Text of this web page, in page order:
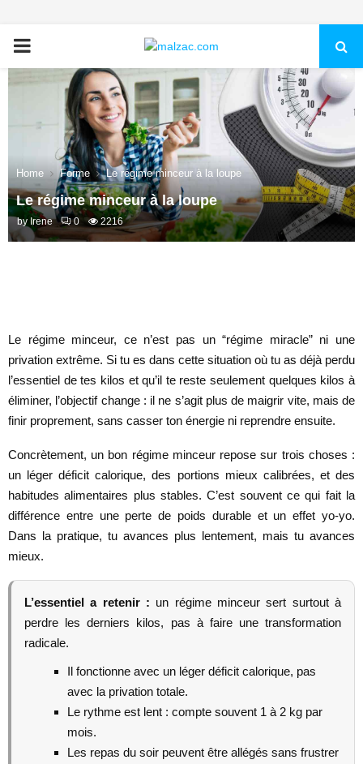
PRIMARY
MENU
Home Forme Le régime minceur à la loupe
Le régime minceur à la loupe
by Irene 0 2216
Le régime minceur, ce n’est pas un “régime miracle” ni une
privation extrême. Si tu es dans cette situation où tu as déjà perdu
l’essentiel de tes kilos et qu’il te reste seulement quelques kilos à
éliminer, l’objectif change : il ne s’agit plus de maigrir vite, mais de
finir proprement, sans casser ton énergie ni reprendre ensuite.
Concrètement, un bon régime minceur repose sur trois choses :
un léger déficit calorique, des portions mieux calibrées, et des
habitudes alimentaires plus stables. C’est souvent ce qui fait la
différence entre une perte de poids durable et un effet yo-yo.
Dans la pratique, tu avances plus lentement, mais tu avances
mieux.
L’essentiel a retenir : un régime minceur sert surtout à
perdre les derniers kilos, pas à faire une transformation
radicale.
Il fonctionne avec un léger déficit calorique, pas
avec la privation totale.
Le rythme est lent : compte souvent 1 à 2 kg par
mois.
Les repas du soir peuvent être allégés sans frustrer